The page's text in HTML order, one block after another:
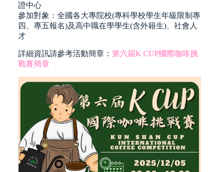
證中心
參加對象：全國各大專院校(專科學校學生年級限制專
四、專五報名)及高中職在學學生(含外籍生)、社會人
才
詳細資訊請參考活動簡章： 第六屆K CUP國際咖啡挑
戰賽簡章